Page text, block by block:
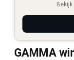
Bekijk
GAMMA